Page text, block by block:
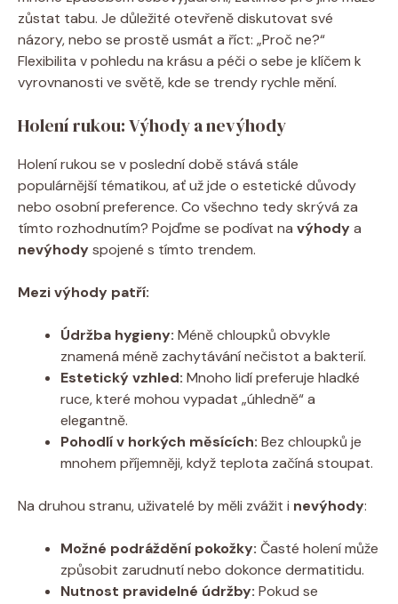
zůstat tabu. Je důležité otevřeně diskutovat své
názory, nebo se prostě usmát a říct: „Proč ne?“
Flexibilita v pohledu na krásu a péči o sebe je klíčem k
vyrovnanosti ve světě, kde se trendy rychle mění.
Holení rukou: Výhody a nevýhody
Holení rukou se v poslední době stává stále
populárnější tématikou, ať už jde o estetické důvody
nebo osobní preference. Co všechno tedy skrývá za
tímto rozhodnutím? Pojďme se podívat na výhodya
nevýhodyspojené s tímto trendem.
Mezi výhody patří:
Údržba hygieny: Méně chloupků obvykle
znamená méně zachytávání nečistot a bakterií.
Estetický vzhled: Mnoho lidí preferuje hladké
ruce, které mohou vypadat „úhledně“ a
elegantně.
Pohodlí v horkých měsících: Bez chloupků je
mnohem příjemněji, když teplota začíná stoupat.
Na druhou stranu, uživatelé by měli zvážit i nevýhody:
Možné podráždění pokožky: Časté holení může
způsobit zarudnutí nebo dokonce dermatitidu.
Nutnost pravidelné údržby: Pokud se